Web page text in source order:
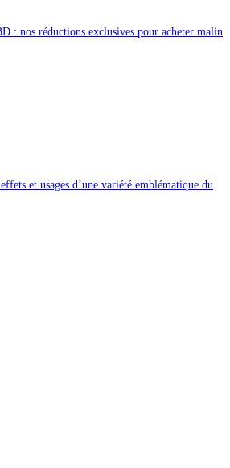
: nos réductions exclusives pour acheter malin
et usages d’une variété emblématique du